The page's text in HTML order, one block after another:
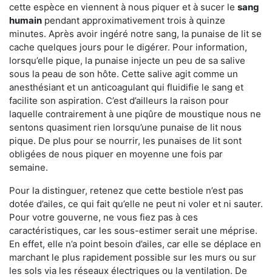
cette espèce en viennent à nous piquer et à sucer le sang
humain pendant approximativement trois à quinze
minutes. Après avoir ingéré notre sang, la punaise de lit se
cache quelques jours pour le digérer. Pour information,
lorsqu’elle pique, la punaise injecte un peu de sa salive
sous la peau de son hôte. Cette salive agit comme un
anesthésiant et un anticoagulant qui fluidifie le sang et
facilite son aspiration. C’est d’ailleurs la raison pour
laquelle contrairement à une piqûre de moustique nous ne
sentons quasiment rien lorsqu’une punaise de lit nous
pique. De plus pour se nourrir, les punaises de lit sont
obligées de nous piquer en moyenne une fois par
semaine.
Pour la distinguer, retenez que cette bestiole n’est pas
dotée d’ailes, ce qui fait qu’elle ne peut ni voler et ni sauter.
Pour votre gouverne, ne vous fiez pas à ces
caractéristiques, car les sous-estimer serait une méprise.
En effet, elle n’a point besoin d’ailes, car elle se déplace en
marchant le plus rapidement possible sur les murs ou sur
les sols via les réseaux électriques ou la ventilation. De